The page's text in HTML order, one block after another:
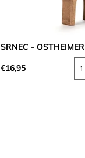
SRNEC - OSTHEIMER
€16,95